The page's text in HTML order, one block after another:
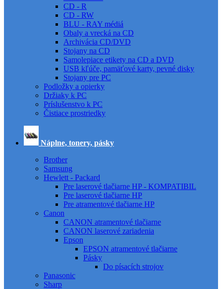
CD - R
CD - RW
BLU - RAY médiá
Obaly a vrecká na CD
Archivácia CD/DVD
Stojany na CD
Samolepiace etikety na CD a DVD
USB kľúče, pamäťové karty, pevné disky
Stojany pre PC
Podložky a opierky
Držiaky k PC
Príslušenstvo k PC
Čistiace prostriedky
Náplne, tonery, pásky
Brother
Samsung
Hewlett - Packard
Pre laserové tlačiarne HP - KOMPATIBIL
Pre laserové tlačiarne HP
Pre atramentové tlačiarne HP
Canon
CANON atramentové tlačiarne
CANON laserové zariadenia
Epson
EPSON atramentové tlačiarne
Pásky
Do písacích strojov
Panasonic
Sharp